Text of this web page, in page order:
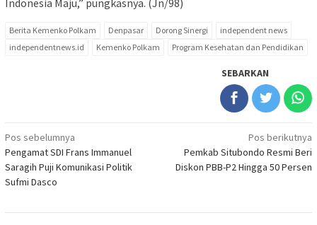
Indonesia Maju,” pungkasnya. (Jn/98)
Berita Kemenko Polkam Denpasar Dorong Sinergi
independent news
independentnews.id
Kemenko Polkam Program Kesehatan dan Pendidikan
SEBARKAN
Navigasi
pos
Pos sebelumnya
Pengamat SDI Frans Immanuel
Saragih Puji Komunikasi Politik
Sufmi Dasco
Pos berikutnya
Pemkab Situbondo Resmi Beri
Diskon PBB-P2 Hingga 50 Persen